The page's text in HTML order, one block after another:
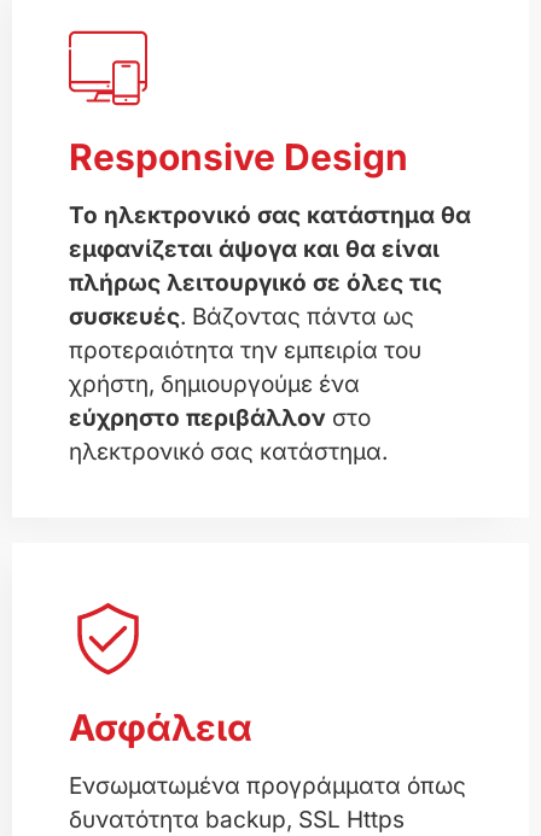
Responsive Design
Το ηλεκτρονικό σας κατάστημα θα
εμφανίζεται άψογα και θα είναι
πλήρως λειτουργικό σε όλες τις
συσκευές. Βάζοντας πάντα ως
προτεραιότητα την εμπειρία του
χρήστη, δημιουργούμε ένα
εύχρηστο περιβάλλον στο
ηλεκτρονικό σας κατάστημα.
Ασφάλεια
Ενσωματωμένα προγράμματα όπως
δυνατότητα backup, SSL Https